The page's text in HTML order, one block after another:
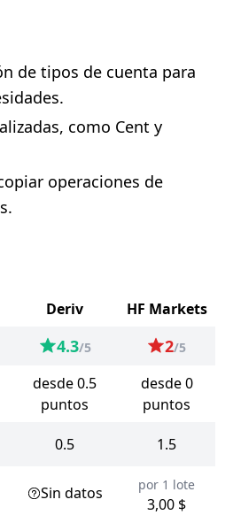
de tipos de cuenta para
como Cent y
operaciones de
Deriv
HF Markets
4.3/5 2/5
desde 0.5
puntos
desde 0
puntos
0.5 1.5
Sin datos por 1 lote
3,00 $